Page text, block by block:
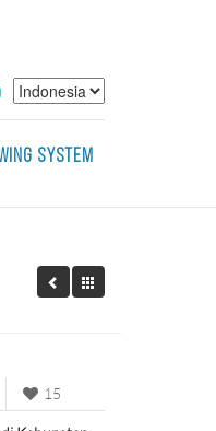
SYSTEM
15